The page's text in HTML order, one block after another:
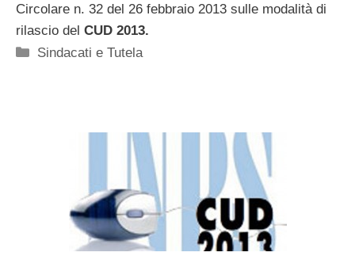
Circolare n. 32 del 26 febbraio 2013 sulle modalità di
rilascio del CUD 2013.
Categorie
Sindacati e Tutela